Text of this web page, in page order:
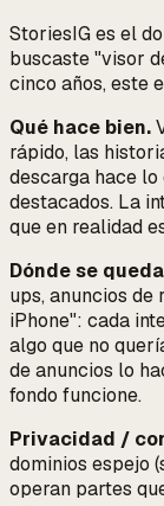
StoriesIG es el
buscaste "visor
cinco años, este
Qué hace bien.
rápido, las
descarga hace
destacados. La
que en realidad
Dónde se
ups, anuncios de
iPhone": cada
algo que no
de anuncios lo
fondo funcione.
Privacidad /
dominios espejo
operan partes